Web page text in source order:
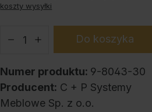
koszty wysyłki
Do koszyka
Numer produktu: 9-8043-30
Producent: C + P Systemy
Meblowe Sp. z o.o.